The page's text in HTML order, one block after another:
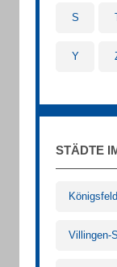
S
Y
STÄDTE
Villingen-